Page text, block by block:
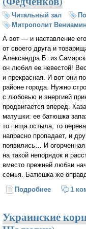
Читальный зал
Митрополит
А вот — и наставление
от своего друга и
Александра Б. из
он любил ее невестой!
и прекрасная. И вот они
районе города. Нужно
с любовью и энергией
продвигается вперед.
матушки: ее батюшка
то пища остыла, то
напрасно пропадает, и
появились… И огорченная
на такой непорядок и
вместо прежней любви
семья. Батюшка же
Подробнее о Муж и
1
Украинские